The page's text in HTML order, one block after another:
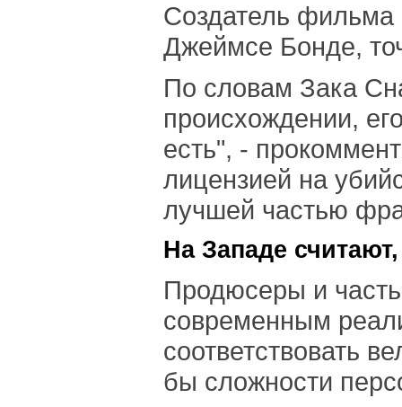
Создатель фильма
Джеймсе Бонде,
По словам Зака
происхождении,
есть", -
лицензией на
лучшей частью
На Западе
Продюсеры и часть
современным
соответствовать
бы сложности